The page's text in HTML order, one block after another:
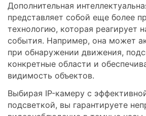
Дополнительная
представляет собой еще более
технологию, которая реагирует
события. Например, она может
при обнаружении движения,
конкретные области и
видимость объектов.
Выбирая IP-камеру с
подсветкой, вы гарантируете